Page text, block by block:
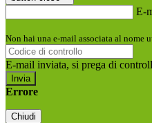
E-
Non hai una e-mail associata al nome
E-mail inviata, si prega di
Errore
Chiudi